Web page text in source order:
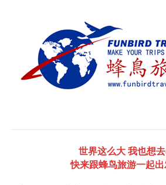
世界这么大 我也想
快来跟蜂鸟旅游一起出